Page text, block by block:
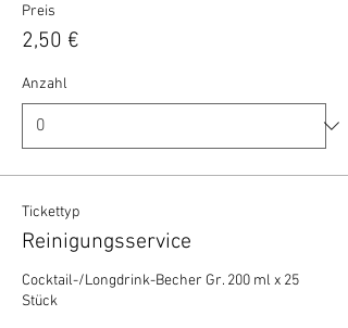
Preis
2,50 €
Anzahl
Tickettyp
Reinigungsservice
Cocktail-/Longdrink-Becher Gr. 200 ml x 25
Stück